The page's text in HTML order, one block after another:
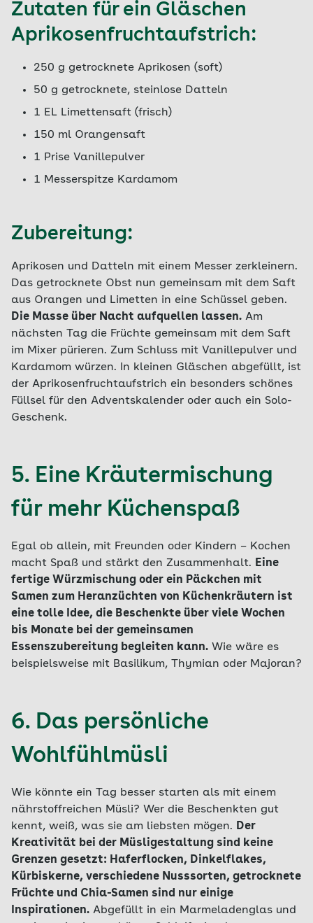
Zutaten für ein Gläschen
Aprikosenfruchtaufstrich:
250 g getrocknete Aprikosen (soft)
50 g getrocknete, steinlose Datteln
1 EL Limettensaft (frisch)
150 ml Orangensaft
1 Prise Vanillepulver
1 Messerspitze Kardamom
Zubereitung:
Aprikosen und Datteln mit einem Messer zerkleinern.
Das getrocknete Obst nun gemeinsam mit dem Saft
aus Orangen und Limetten in eine Schüssel geben.
Die Masse über Nacht aufquellen lassen. Am
nächsten Tag die Früchte gemeinsam mit dem Saft
im Mixer pürieren. Zum Schluss mit Vanillepulver und
Kardamom würzen. In kleinen Gläschen abgefüllt, ist
der Aprikosenfruchtaufstrich ein besonders schönes
Füllsel für den Adventskalender oder auch ein Solo-
Geschenk.
5. Eine Kräutermischung
für mehr Küchenspaß
Egal ob allein, mit Freunden oder Kindern – Kochen
macht Spaß und stärkt den Zusammenhalt. Eine
fertige Würzmischung oder ein Päckchen mit
Samen zum Heranzüchten von Küchenkräutern ist
eine tolle Idee, die Beschenkte über viele Wochen
bis Monate bei der gemeinsamen
Essenszubereitung begleiten kann. Wie wäre es
beispielsweise mit Basilikum, Thymian oder Majoran?
6. Das persönliche
Wohlfühlmüsli
Wie könnte ein Tag besser starten als mit einem
nährstoffreichen Müsli? Wer die Beschenkten gut
kennt, weiß, was sie am liebsten mögen. Der
Kreativität bei der Müsligestaltung sind keine
Grenzen gesetzt: Haferflocken, Dinkelflakes,
Kürbiskerne, verschiedene Nusssorten, getrocknete
Früchte und Chia-Samen sind nur einige
Inspirationen. Abgefüllt in ein Marmeladenglas und